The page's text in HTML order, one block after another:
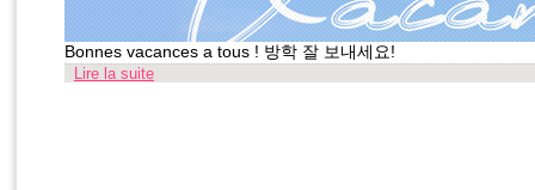
Bonnes vacances a tous ! 방학 잘 보내세요!
Lire la suite